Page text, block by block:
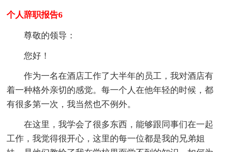
个人辞职报告6
尊敬的领导：
您好！
作为一名在酒店工作了大半年的员工，我对酒店有
着一种格外亲切的感觉。每一个人在他年轻的时候，都
有很多第一次，我当然也不例外。
在这里，我学会了很多东西，能够跟同事们在一起
工作，我觉得很开心，这里的每一位都是我的兄弟姐